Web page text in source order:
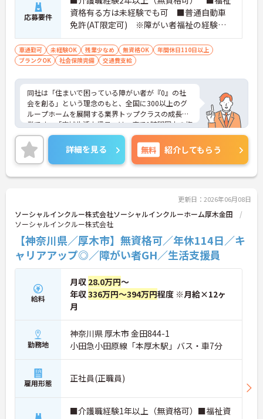
ご自身の理想とする福祉を実践できる環境が整って
います。
応募要件
資格有る方は未経験でも可 ■普通自動車
免許(AT限定可) ※障がい者福祉の経験は
不問です。※実務経験2年以上の方、障がい
者福祉に関する経験をお持ちの方大歓迎
車通勤可 未経験OK 残業少なめ 無資格OK
年間休日110日以上
ブランクOK
社会保険完備 交通費支給
同社は「住まいで困っている障がい者が『0』の社
会を創る」という理念のもと、全国に300以上のグ
ループホームを展開する業界トップクラスの成長企
業です。「広域生活支援員」は、車で1時間圏内の複
数施設を横断的に担当し、現場支援とパートスタッ
フのサポートを行うハイクラスなポジションです。
最新設備とバリアフリーが完備され、スタッフの身
体的負担が少なく、広域手当5万円が付与されるこ
とで高い給与水準を実現しています。年間休日114
効率化など、ワークライフバランスを保ちながら定
年70歳まで長期的に活躍できる制度が盤石に整って
います。複数施設を経験することで培われるマネジ
メント視点は、将来的なエリアマネージャーへのキ
ャリアアップにも直結しており、最新の環境で専門
性を発揮したいプロフェッショナルの方にお勧めで
す。
★おすすめPOINT★
・広域支援員として複数のホームを巡るため、各ホ
ームのパートスタッフの教育やサポートにも携わる
ネージャー候補としてのステップアップに直結しま
す。
があり、20代から60代まで幅広い年代が活躍してい
ます。年間休日も114日確保されているため、無理
なく長期的なキャリアを築いていただけます。
・全施設がバリアフリー設計かつ最新設備を備えて
おり、清潔感にあふれた美しい環境です。ハード面
詳細を見る 無料 紹介してもらう
更新日：2026年06月08日
ソーシャルインクルー株式会社ソーシャルインクルーホーム厚木金田
ソーシャルインクルー株式会社
【神奈川県／厚木市】無資格可／年休114日／キ
ャリアアップ◎／障がい者GH／生活支援員
給料
月収 28.0万円～
年収336万円～394万円程度 ※月給×12ヶ
月
勤務地
神奈川県 厚木市 金田844-1
小田急小田原線「本厚木駅」バス・車7分
雇用形態 正社員(正職員)
■介護職経験1年以上（無資格可）■福祉資